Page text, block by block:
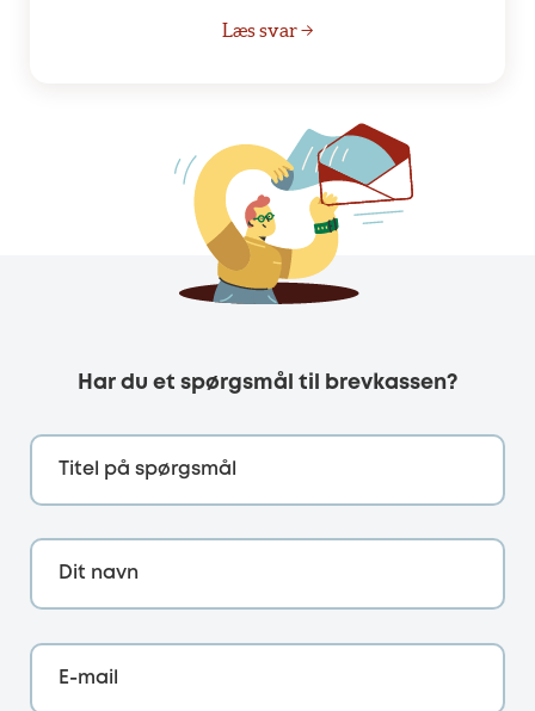
Læs svar →
Har du et spørgsmål til brevkassen?
Titel på spørgsmål
Dit navn
E-mail